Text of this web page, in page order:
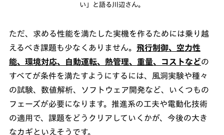
い」と語る川辺さん。
ただ、求める性能を満たした実機を作るためには乗り越
えるべき課題も少なくありません。 飛行制御、空力性
能、環境対応、自動運転、熱管理、重量、コストなどの
すべてが条件を満たすようにするには、風洞実験や種々
の試験、数値解析、ソフトウェア開発など、いくつもの
フェーズが必要になります。推進系の工夫や電動化技術
の適用で、課題をどうクリアしていくかが、今後の大き
なカギといえそうです。